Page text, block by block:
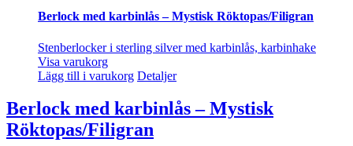
Berlock med karbinlås – Mystisk Röktopas/Filigran
Stenberlocker i sterling silver med karbinlås, karbinhake
Visa varukorg
Lägg till i varukorg Detaljer
Berlock med karbinlås – Mystisk
Röktopas/Filigran